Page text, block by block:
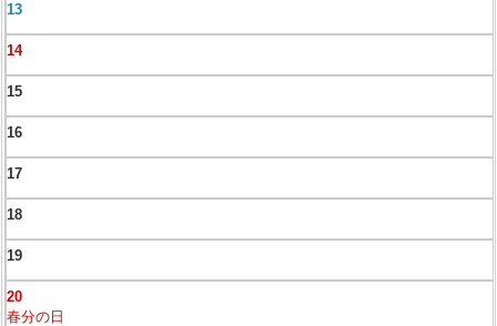
13
14
15
16
17
18
19
20
春分の日